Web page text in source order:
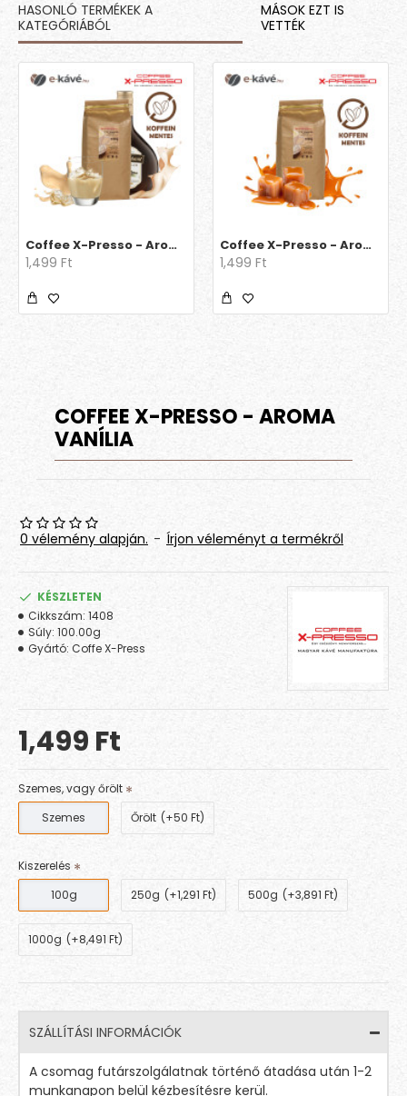
HASONLÓ TERMÉKEK A
KATEGÓRIÁBÓL
MÁSOK EZT IS
VETTÉK
Coffee X-Presso - Aroma Decaff Ír krém
1,499 Ft
Coffee X-Presso - Aroma Decaff Karamell
1,499 Ft
COFFEE X-PRESSO - AROMA
VANÍLIA
0 vélemény alapján. - Írjon véleményt a termékről
1,499 Ft
KÉSZLETEN
Cikkszám: 1408
Súly: 100.00g
Gyártó: Coffe X-Press
Szemes, vagy őrölt
Szemes
Őrölt (+50 Ft)
Kiszerelés
100g
250g (+1,291 Ft) 500g (+3,891 Ft)
1000g (+8,491 Ft)
SZÁLLÍTÁSI INFORMÁCIÓK
A csomag futárszolgálatnak történő átadása után 1-2
munkanapon belül kézbesítésre kerül.